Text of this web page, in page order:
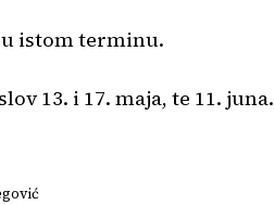
istom terminu.
13. i 17. maja, te 11. juna.